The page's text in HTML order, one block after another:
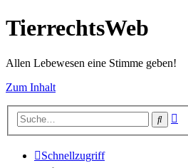
TierrechtsWeb
Allen Lebewesen eine Stimme geben!
Zum Inhalt
Suche
Schnellzugriff